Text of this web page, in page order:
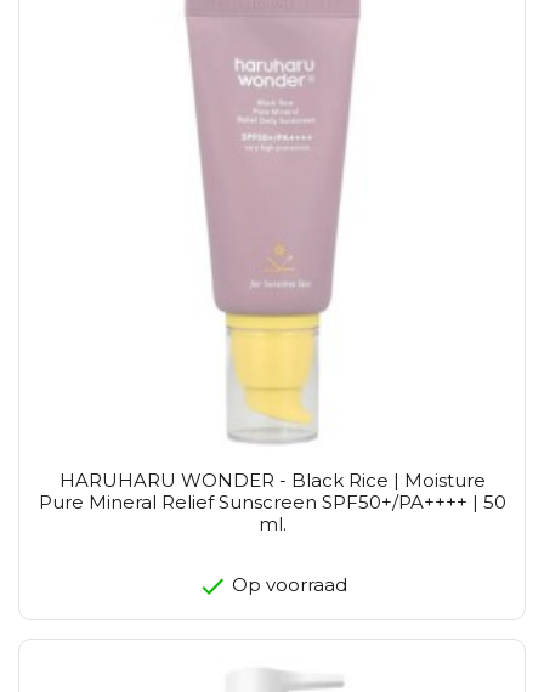
HARUHARU WONDER - Black Rice | Moisture
Pure Mineral Relief Sunscreen SPF50+/PA++++ | 50
ml.
Op voorraad